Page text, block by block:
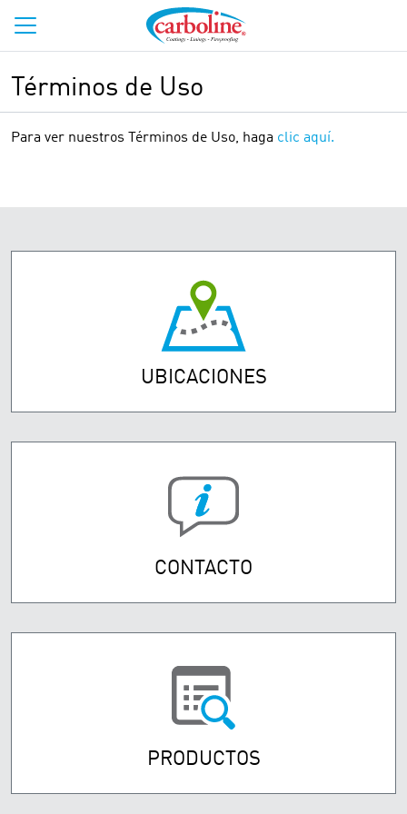
Términos de Uso
Para ver nuestros Términos de Uso, haga clic aquí.
UBICACIONES
CONTACTO
PRODUCTOS